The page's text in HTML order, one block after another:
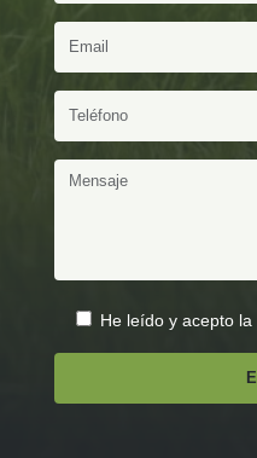
He leído y acepto la